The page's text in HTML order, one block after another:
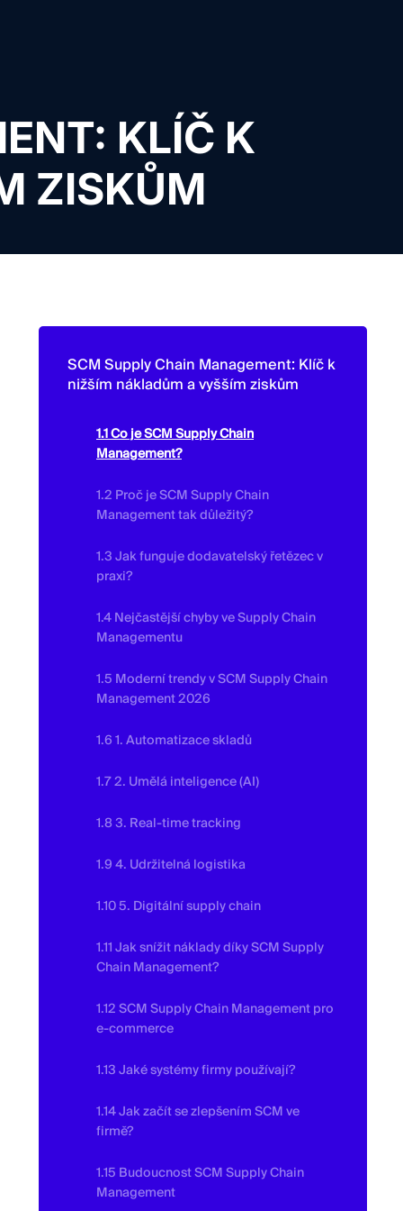
KLÍČ K
ZISKŮM
SCM Supply Chain Management: Klíč k
nižším nákladům a vyšším ziskům
1.1 Co je SCM Supply Chain
Management?
1.2 Proč je SCM Supply Chain
Management tak důležitý?
1.3 Jak funguje dodavatelský řetězec v
praxi?
1.4 Nejčastější chyby ve Supply Chain
Managementu
1.5 Moderní trendy v SCM Supply Chain
Management 2026
1.6 1. Automatizace skladů
1.7 2. Umělá inteligence (AI)
1.8 3. Real-time tracking
1.9 4. Udržitelná logistika
1.10 5. Digitální supply chain
1.11 Jak snížit náklady díky SCM Supply
Chain Management?
1.12 SCM Supply Chain Management pro
e-commerce
1.13 Jaké systémy firmy používají?
1.14 Jak začít se zlepšením SCM ve
firmě?
1.15 Budoucnost SCM Supply Chain
Management